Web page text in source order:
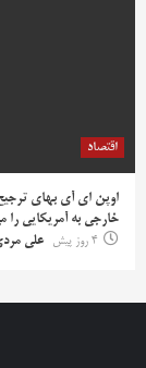
اقتصاد
اوپن ای آی بهای
خارجی به آمریکایی را
4 روز پیش
علی